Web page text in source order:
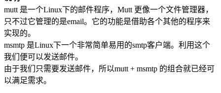
mutt 是一个Linux下的邮件程序，Mutt 更像一个文件管理器，
只不过它管理的是email。它的功能是借助各个其他的程序来
实现的。
msmtp 是Linux下一个非常简单易用的smtp客户端。利用这个
我们便可以发送邮件。
由于我们只需要发送邮件，所以mutt + msmtp 的组合就已经可
以满足需求。